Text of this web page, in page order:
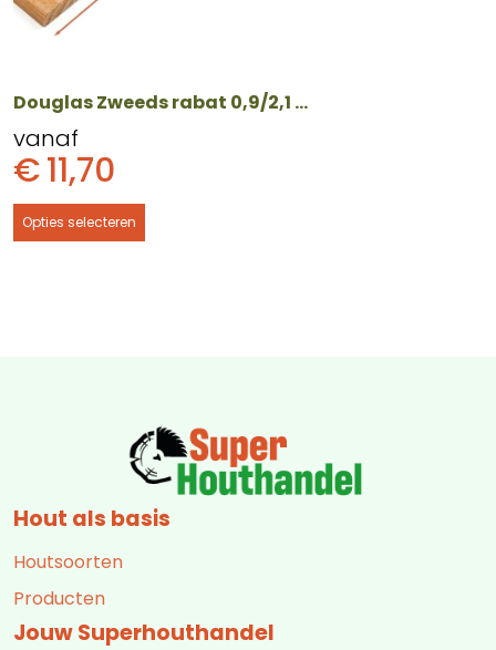
Douglas Zweeds rabat 0,9/2,1 x 17,1 cm – Diverse lengtes
vanaf
€11,70
Opties selecteren
worden
productpagina
Hout als basis
Houtsoorten
Producten
Jouw Superhouthandel